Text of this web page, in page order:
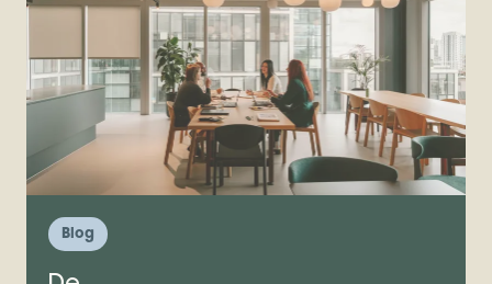
Blog